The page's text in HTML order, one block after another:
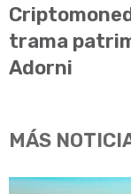
trama
Adorni
MÁS